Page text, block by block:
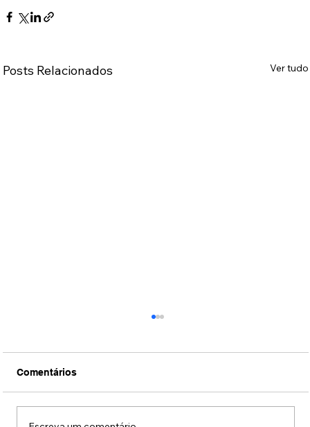
Posts Relacionados Ver tudo
Comentários